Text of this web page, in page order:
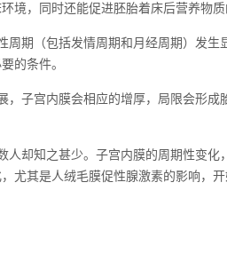
境，同时还能促进胚胎着床后营养物质
期（包括发情周期和月经周期）发生
的条件。
，子宫内膜会相应的增厚，局限会形成
却知之甚少。子宫内膜的周期性变化
尤其是人绒毛膜促性腺激素的影响，